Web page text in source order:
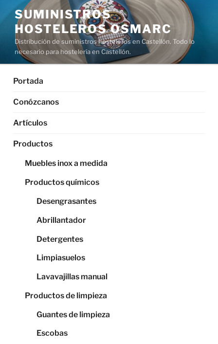
Saltar
al
contenido
SUMINISTROS
HOSTELEROS OSMARC
Distribución de suministros hosteleros en Castellón. Todo lo
necesario para hostelería en Castellón.
Portada
Conózcanos
Artículos
Productos
Muebles inox a medida
Productos químicos
Desengrasantes
Abrillantador
Detergentes
Limpiasuelos
Lavavajillas manual
Productos de limpieza
Guantes de limpieza
Escobas